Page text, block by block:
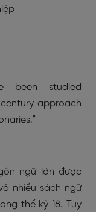
been studied
approach
ngữ lớn được
nhiều sách ngữ
thế kỷ 18. Tuy